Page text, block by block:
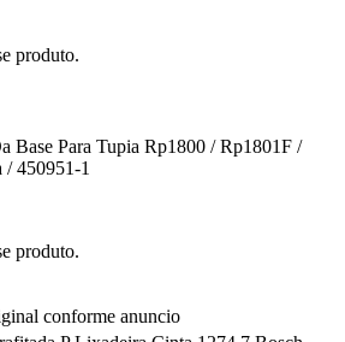
produto.
Base Para Tupia Rp1800 / Rp1801F /
450951-1
produto.
conforme anuncio